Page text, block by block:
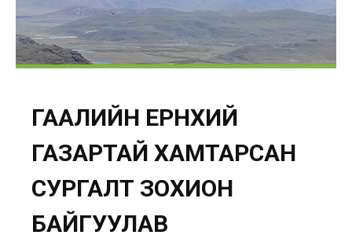
ГААЛИЙН ЕРӨНХИЙ
ГАЗАРТАЙ ХАМТАРСАН
СУРГАЛТ ЗОХИОН
БАЙГУУЛАВ